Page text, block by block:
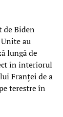
de Biden
au
lungă de
în interiorul
Franței de a
terestre în